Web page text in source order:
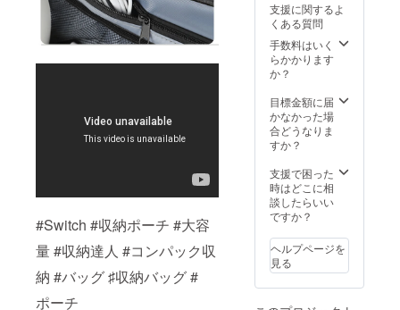
#Switch #収納ポーチ #大容
量 #収納達人 #コンパック収
納 #バッグ ♯収納バッグ #
ポーチ
支援に関するよ
くある質問
手数料はいく
らかかります
か？
目標金額に届
かなかった場
合どうなりま
すか？
支援で困った
時はどこに相
談したらいい
ですか？
ヘルプページを
見る